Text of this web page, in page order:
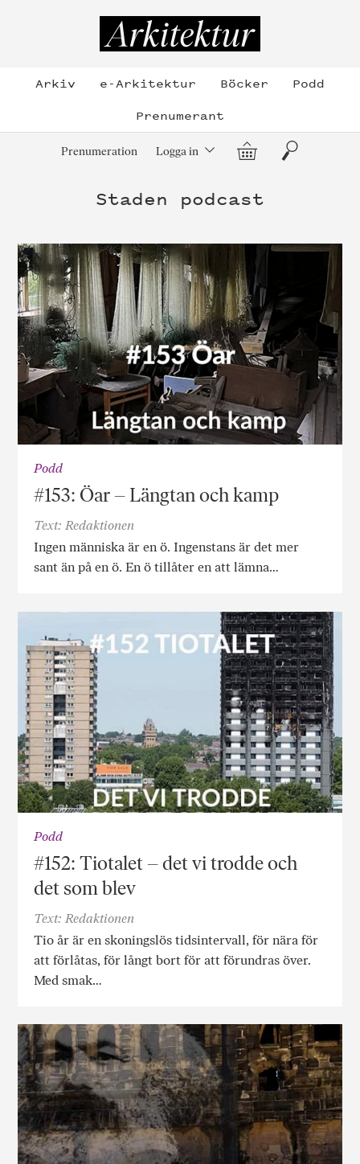
Arkiv e-Arkitektur Böcker
Podd
Prenumerant
Prenumeration Logga in Varukorg
Sök
Staden podcast
Podd
#153: Öar – Längtan och kamp
Text: Redaktionen
Ingen människa är en ö. Ingenstans är det mer
sant än på en ö. En ö tillåter en att lämna…
Podd
#152: Tiotalet – det vi trodde och
det som blev
Text: Redaktionen
Tio år är en skoningslös tidsintervall, för nära för
att förlåtas, för långt bort för att förundras över.
Med smak…